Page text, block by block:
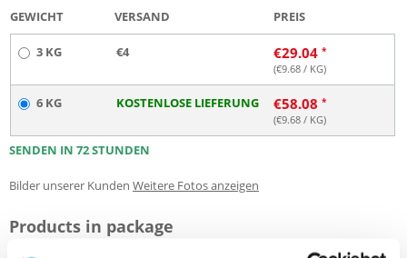
GEWICHT VERSAND PREIS
3 KG €4 €29.04
(€9.68 / KG)
6 KG KOSTENLOSE LIEFERUNG €58.08
(€9.68 / KG)
SENDEN IN 72 STUNDEN
Bilder unserer Kunden Weitere Fotos anzeigen
Products in package